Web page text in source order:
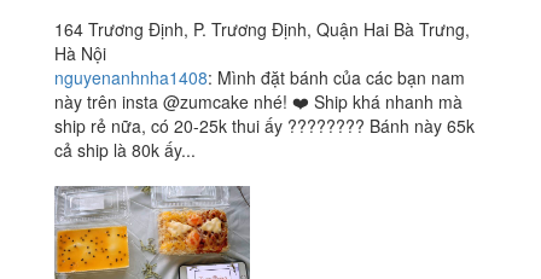
164 Trương Định, P. Trương Định, Quận Hai Bà Trưng,
Hà Nội
nguyenanhnha1408: Mình đặt bánh của các bạn nam
này trên insta @zumcake nhé! ❤️ Ship khá nhanh mà
ship rẻ nữa, có 20-25k thui ấy ???????? Bánh này 65k
cả ship là 80k ấy...